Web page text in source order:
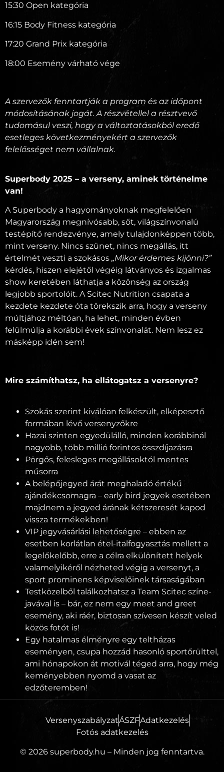
15:30 Open kategória
16:15 Body Fitness kategória
17:20 Grand Prix kategória
18:00 Esemény várható vége
A szervezők fenntartják a program és az időpont
módosításának jogát. A részvétellel a résztvevő
tudomásul veszi, hogy a változtatásokból eredő
esetleges következményekért a szervezők
felelősséget nem vállalnak.
Superbody 2025 – a verseny, aminek történelme
van!
A Superbody a hagyományoknak megfelelően
Magyarország megnívósabb, sőt, világszínvonalú
testépítő rendezvénye, amely tulajdonképpen több,
mint verseny. Nincs szünet, nincs megállás, itt
értelmét veszti a szokásos „Mikor érdemes kijönni?”
kérdés, hiszen elejétől végéig látványos és izgalmas
show keretében láthatja a közönség az ország
legjobb sportolóit. A Scitec Nutrition csapata a
kezdete kezdete óta törekszik arra, hogy a verseny
múltjához méltóan, ha lehet, minden évben
felülmúlja a korábbi évek színvonalát. Nem lesz ez
másképp idén sem!
Mire számíthatsz, ha ellátogatsz a versenyre?
Szokás szerint kiválóan felkészült, elképesztő
formában lévő versenyzőkre
Hazai szinten egyedülálló, minden korábbinál
nagyobb, több millió forintos összdíjazásra
Pörgős, felesleges megállásoktól mentes
műsorra
A belépőjegyed árát meghaladó értékű
ajándékcsomagra – early bird jegyek esetében
majdnem a jegyed árának kétszeresét kapod
vissza termékekben!
VIP jegyvásárlási lehetőségre – ebben az
esetben korlátlan étel-italfogyasztás mellett a
legelőkelőbb, erre a célra elkülönített helyek
valamelyikéről nézheted végig a versenyt, a
sport prominens képviselőinek társaságában
Testközelből találkozhatsz a Team Scitec színe-
javával is – bár, ez nem egy meet and greet
esemény, aki ráér, biztosan szívesen készít veled
közös fotót is!
Egy hatalmas élményre egy teltházas
eseményen, csupa hozzád hasonló sportőrülttel,
ami hónapokon át motivál téged arra, hogy még
keményebben nyomd a vasat az
edzőteremben!
VersenyszabályzatÁSZFAdatkezelés
Fotós adatkezelés
© 2026 superbody.hu – Minden jog fenntartva.